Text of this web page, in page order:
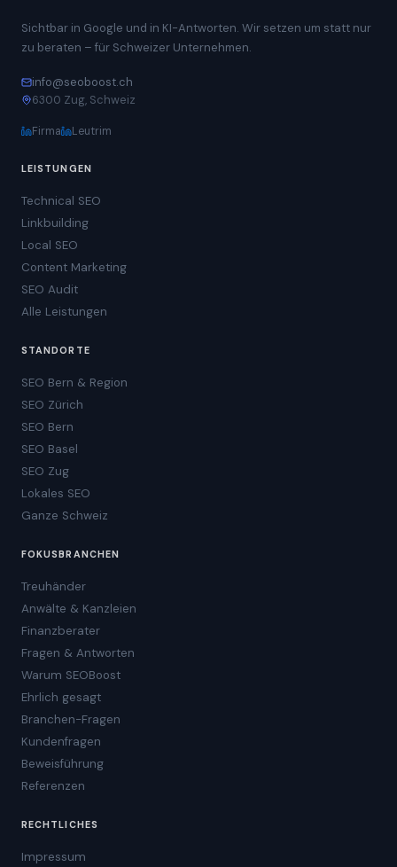
Sichtbar in Google und in KI-Antworten. Wir setzen um statt nur
zu beraten – für Schweizer Unternehmen.
info@seoboost.ch
6300 Zug, Schweiz
Firma Leutrim
LEISTUNGEN
Technical SEO
Linkbuilding
Local SEO
Content Marketing
SEO Audit
Alle Leistungen
STANDORTE
SEO Bern & Region
SEO Zürich
SEO Bern
SEO Basel
SEO Zug
Lokales SEO
Ganze Schweiz
FOKUSBRANCHEN
Treuhänder
Anwälte & Kanzleien
Finanzberater
Fragen & Antworten
Warum SEOBoost
Ehrlich gesagt
Branchen-Fragen
Kundenfragen
Beweisführung
Referenzen
RECHTLICHES
Impressum